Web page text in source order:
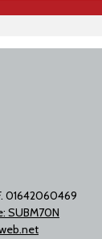
01642060469
SUBM70N